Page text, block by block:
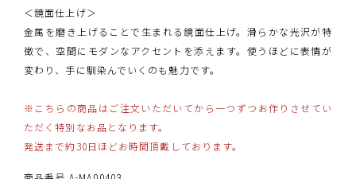
＜鏡面仕上げ＞
金属を磨き上げることで生まれる鏡面仕上げ。滑らかな光沢が特
徴で、空間にモダンなアクセントを添えます。使うほどに表情が
変わり、手に馴染んでいくのも魅力です。
※こちらの商品はご注文いただいてから一つずつお作りさせてい
ただく特別なお品となります。
発送まで約30日ほどお時間頂戴しております。